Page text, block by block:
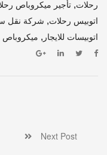
رحلات, تأجير ميكروباص
اتوبيس رحلات, شركة نقل
اتوبيسات للايجار , ميكروباص
Next Post